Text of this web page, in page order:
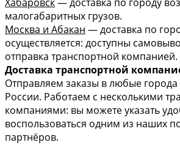
малогабаритных грузов.
Москва и Абакан — доставка по
осуществляется: доступны
отправка транспортной компанией.
Доставка транспортной
Отправляем заказы в любые
России. Работаем с несколькими
компаниями: вы можете указать
воспользоваться одним из наших
партнёров.